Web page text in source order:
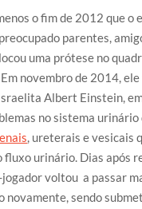
o fim de 2012 que o
parentes,
uma prótese no
novembro de 2014,
Albert Einstein,
no sistema
, ureterais e vesicais
fluxo urinário. Dias após
jogador voltou a passar
novamente, sendo